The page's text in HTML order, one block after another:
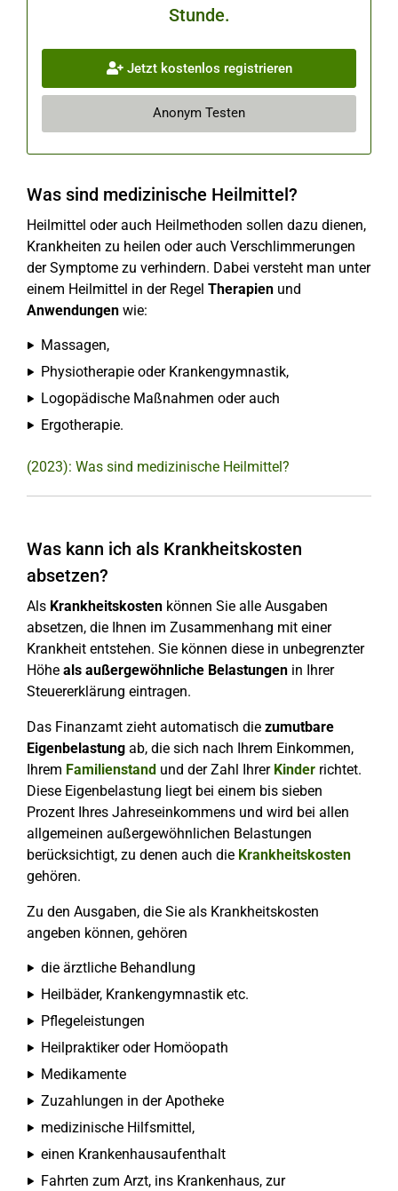
Stunde.
Jetzt kostenlos registrieren
Anonym Testen
Was sind medizinische Heilmittel?
Heilmittel oder auch Heilmethoden sollen dazu dienen,
Krankheiten zu heilen oder auch Verschlimmerungen
der Symptome zu verhindern. Dabei versteht man unter
einem Heilmittel in der Regel Therapien und
Anwendungen wie:
Massagen,
Physiotherapie oder Krankengymnastik,
Logopädische Maßnahmen oder auch
Ergotherapie.
(2023): Was sind medizinische Heilmittel?
Was kann ich als Krankheitskosten
absetzen?
Als Krankheitskosten können Sie alle Ausgaben
absetzen, die Ihnen im Zusammenhang mit einer
Krankheit entstehen. Sie können diese in unbegrenzter
Höhe als außergewöhnliche Belastungen in Ihrer
Steuererklärung eintragen.
Das Finanzamt zieht automatisch die zumutbare
Eigenbelastung ab, die sich nach Ihrem Einkommen,
Ihrem Familienstand und der Zahl Ihrer Kinder richtet.
Diese Eigenbelastung liegt bei einem bis sieben
Prozent Ihres Jahreseinkommens und wird bei allen
allgemeinen außergewöhnlichen Belastungen
berücksichtigt, zu denen auch die Krankheitskosten
gehören.
Zu den Ausgaben, die Sie als Krankheitskosten
angeben können, gehören
die ärztliche Behandlung
Heilbäder, Krankengymnastik etc.
Pflegeleistungen
Heilpraktiker oder Homöopath
Medikamente
Zuzahlungen in der Apotheke
medizinische Hilfsmittel,
einen Krankenhausaufenthalt
Fahrten zum Arzt, ins Krankenhaus, zur